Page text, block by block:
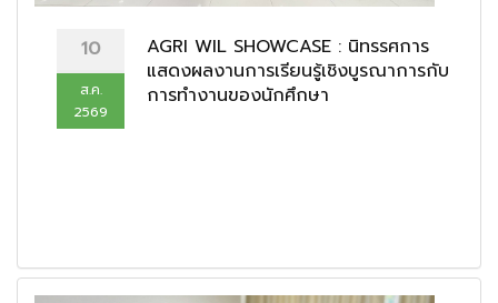
10
ส.ค.
2569
AGRI WIL SHOWCASE : นิทรรศการ
แสดงผลงานการเรียนรู้เชิงบูรณาการกับ
การทำงานของนักศึกษา